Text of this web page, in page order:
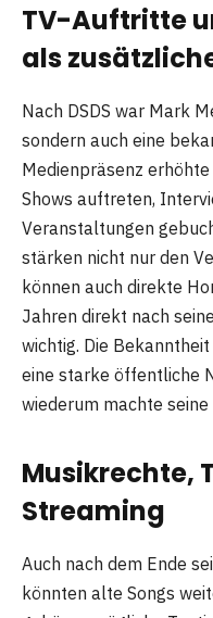
TV-Auftritte
als
Nach DSDS war Mark
sondern auch eine
Medienpräsenz
Shows auftreten,
Veranstaltungen
stärken nicht nur den
können auch direkte
Jahren direkt nach
wichtig. Die
eine starke öffentliche
wiederum machte
Musikrechte,
Streaming
Auch nach dem Ende
könnten alte Songs